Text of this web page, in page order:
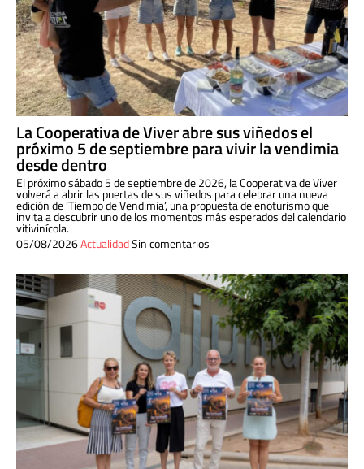
La Cooperativa de Viver abre sus viñedos el
próximo 5 de septiembre para vivir la vendimia
desde dentro
El próximo sábado 5 de septiembre de 2026, la Cooperativa de Viver
volverá a abrir las puertas de sus viñedos para celebrar una nueva
edición de ‘Tiempo de Vendimia’, una propuesta de enoturismo que
invita a descubrir uno de los momentos más esperados del calendario
vitivinícola.
05/08/2026ActualidadSin comentarios